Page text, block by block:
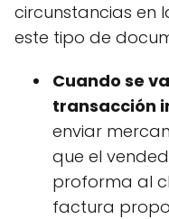
circunstancias en
este tipo de
Cuando se
transacción
enviar
que el
proforma al
factura